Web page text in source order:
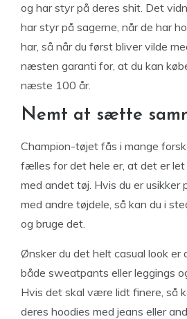
og har styr på deres shit. Det
har styr på sagerne, når de har
har, så når du først bliver vilde
næsten garanti for, at du kan
næste 100 år.
Nemt at sætte
Champion-tøjet fås i mange
fælles for det hele er, at det er
med andet tøj. Hvis du er
med andre tøjdele, så kan du i
og bruge det.
Ønsker du det helt casual look er
både sweatpants eller leggings
Hvis det skal være lidt finere, så
deres hoodies med jeans eller